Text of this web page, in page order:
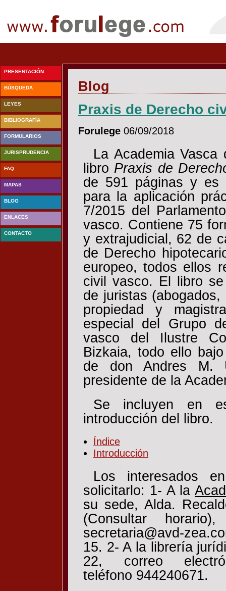
Blog
Praxis de Derecho
Forulege 06/09/2018
La Academia
libro Praxis de
de 591 páginas y es
para la aplicación
7/2015 del
vasco. Contiene 75
y extrajudicial, 62 de
de Derecho
europeo, todos ellos
civil vasco. El libro
de juristas
propiedad y
especial del Grupo
vasco del Ilustre
Bizkaia, todo ello
de don Andres M.
presidente de la
Se incluyen en
introducción del libro.
Índice
Introducción
Los interesados
solicitarlo: 1- A la
su sede, Alda.
(Consultar
secretaria@avd-
15. 2- A la librería
22, correo
teléfono 944240671.
PRESENTACIÓN
BÚSQUEDA
LEYES
BIBLIOGRAFÍA
FORMULARIOS
JURISPRUDENCIA
FAQ
MAPAS
BLOG
ENLACES
CONTACTO